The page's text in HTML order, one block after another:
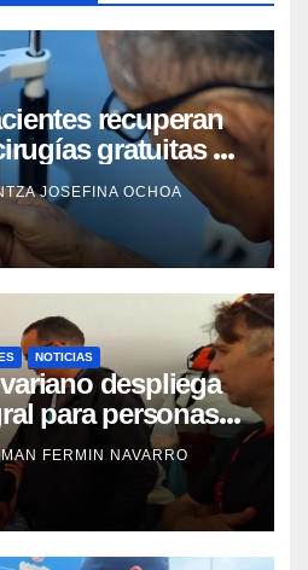
recuperan
gratuitas de
JOSEFINA OCHOA
NOTICIAS
despliega
para personas
en
La Guaira
FERMIN NAVARRO